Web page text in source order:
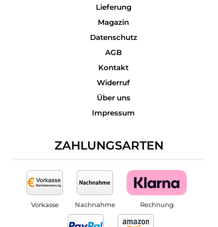
Lieferung
Magazin
Datenschutz
AGB
Kontakt
Widerruf
Über uns
Impressum
ZAHLUNGSARTEN
Vorkasse Nachnahme Rechnung